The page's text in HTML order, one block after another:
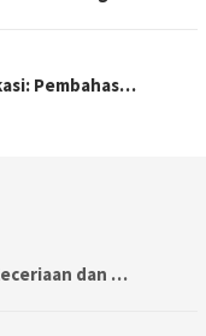
Pembahas…
dan …